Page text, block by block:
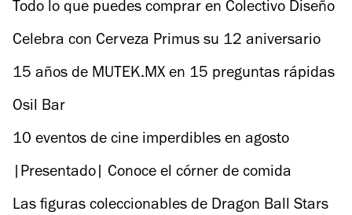
Todo lo que puedes comprar en Colectivo Diseño
Mexicano
Celebra con Cerveza Primus su 12 aniversario
15 años de MUTEK.MX en 15 preguntas rápidas
Osil Bar
10 eventos de cine imperdibles en agosto
|Presentado| Conoce el córner de comida
italiana de Experiencia Gourmet Liverpool en la
Las figuras coleccionables de Dragon Ball Stars